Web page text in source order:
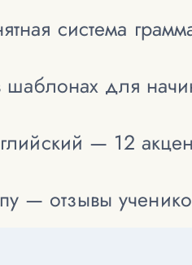
система
шаблонах для
— 12
— отзывы